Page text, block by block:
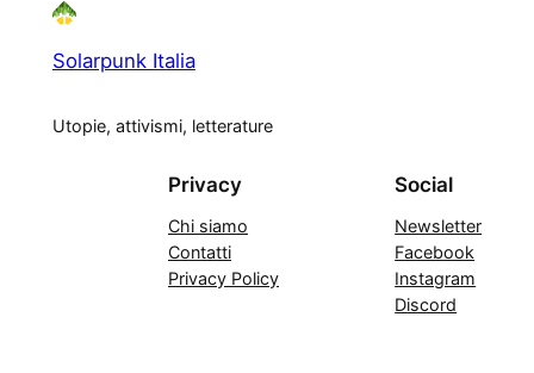
Solarpunk Italia
Utopie, attivismi, letterature
Privacy
Chi siamo
Contatti
Privacy Policy
Social
Newsletter
Facebook
Instagram
Discord